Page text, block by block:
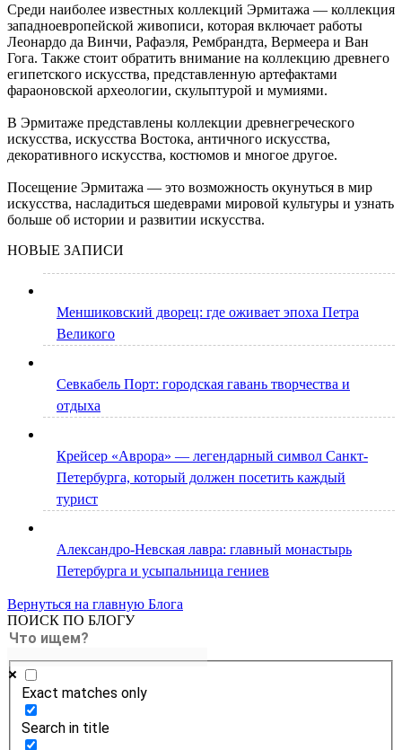
Среди наиболее известных коллекций Эрмитажа — коллекция
западноевропейской живописи, которая включает работы
Леонардо да Винчи, Рафаэля, Рембрандта, Вермеера и Ван
Гога. Также стоит обратить внимание на коллекцию древнего
египетского искусства, представленную артефактами
фараоновской археологии, скульптурой и мумиями.
В Эрмитаже представлены коллекции древнегреческого
искусства, искусства Востока, античного искусства,
декоративного искусства, костюмов и многое другое.
Посещение Эрмитажа — это возможность окунуться в мир
искусства, насладиться шедеврами мировой культуры и узнать
больше об истории и развитии искусства.
НОВЫЕ ЗАПИСИ
Меншиковский дворец: где оживает эпоха Петра
Великого
Севкабель Порт: городская гавань творчества и
отдыха
Крейсер «Аврора» — легендарный символ Санкт-
Петербурга, который должен посетить каждый
турист
Александро-Невская лавра: главный монастырь
Петербурга и усыпальница гениев
Вернуться на главную Блога
ПОИСК ПО БЛОГУ
Exact matches only
Search in title